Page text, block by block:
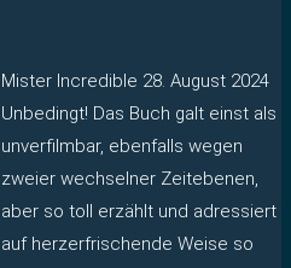
Mister Incredible 28. August 2024
Unbedingt! Das Buch galt einst als
unverfilmbar, ebenfalls wegen
zweier wechselner Zeitebenen,
aber so toll erzählt und adressiert
auf herzerfrischende Weise so